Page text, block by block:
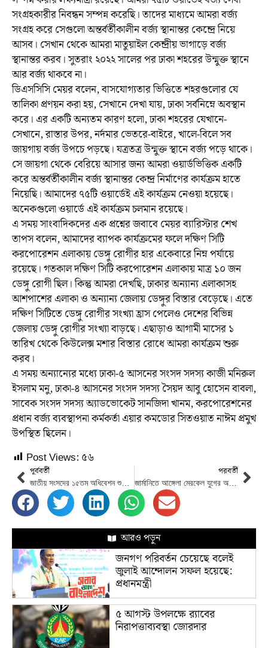
সংগ্রহকারীর নিবন্ধন সম্পন্ন করেছি। তাদের মাধ্যমে আমরা বর্জ্য
সংগ্রহ করে সেগুলো অন্তর্বর্তীকালীন বর্জ্য স্থানান্তর কেন্দ্রে নিয়ে
আসব। সেখান থেকে আমরা মাতুয়াইল কেন্দ্রীয় ভাগাড়ে বর্জ্য
স্থানান্তর করব। সুতরাং ২০২২ সালের পর ঢাকা শহরের উন্মুক্ত স্থানে
আর বর্জ্য থাকবে না।
ডিএসসিসি মেয়র বলেন, বাসযোগ্যতার ভিত্তিতে শহরগুলোর যে
তালিকা প্রণয়ন করা হয়, সেখানে দেখা যায়, ঢাকা সর্বনিম্নে অবস্থান
করে। এর একটি অন্যতম কারণ হলো, ঢাকা শহরের যেখানে-
সেখানে, রাস্তার উপর, নর্দমার ভেতরে-বাইরে, খালে-বিলে সব
জায়গায় বর্জ্য উপচে পড়ছে। যত্রতত্র উন্মুক্ত স্থানে বর্জ্য পড়ে থাকে।
সে জায়গা থেকে বেরিয়ে আসার জন্য আমরা ওয়ার্ডভিত্তিক একটি
করে অন্তর্বর্তীকালীন বর্জ্য স্থানান্তর কেন্দ্র নির্মাণের কার্যক্রম হাতে
নিয়েছি। আমাদের ৭৫টি ওয়ার্ডেই এই কার্যক্রম নেওয়া হয়েছে।
অনেকগুলো ওয়ার্ডে এই কার্যক্রম চলমান রয়েছে।
এ সময় সাংবাদিকদের এক প্রশ্নের জবাবে মেয়র ব্যারিস্টার শেখ
তাপস বলেন, আমাদের ব্যাপক কার্যক্রমের ফলে দক্ষিণ সিটি
করপোরেশন এলাকায় ডেঙ্গু রোগীর হার একেবারে নিম্ন পর্যায়ে
রয়েছে। গতকাল দক্ষিণ সিটি করপোরেশন এলাকায় মাত্র ১০ জন
ডেঙ্গু রোগী ছিল। কিন্তু আমরা দেখছি, ঢাকার অন্যান্য এলাকাসহ
আশপাশের এলাকা ও অন্যান্য জেলায় ডেঙ্গুর বিস্তার বেড়েছে। এতে
দক্ষিণ সিটিতে ডেঙ্গু রোগীর সংখ্যা হ্রাস পেলেও দেশের বিভিন্ন
জেলায় ডেঙ্গু রোগীর সংখ্যা বাড়ছে। এছাড়াও আগামী মাসের ১
তারিখ থেকে কিউলেক্স মশার বিস্তার রোধে আমরা কার্যক্রম শুরু
করব।
এ সময় অন্যান্যের মধ্যে ঢাকা-৫ আসনের সংসদ সদস্য কাজী মনিরুল
ইসলাম মনু, ঢাকা-৪ আসনের সংসদ সদস্য সৈয়দ আবু হোসেন বাবলা,
সাবেক সংসদ সদস্য অ্যাডভোকেট সানজিদা খানম, করপোরেশনের
প্রধান বর্জ্য ব্যবস্থাপনা কর্মকর্তা এয়ার কমডোর সিতওয়াত নাঈম প্রমুখ
উপস্থিত ছিলেন।
Post Views: ৫৬
পূর্ববর্তী পরবর্তী
জার্মানিতে আঙ্গেলা মেরকেল যুগের অবসান
আরও পড়ুন
জনগণ পরিবর্তন চেয়েছে বলেই
জুলাই আন্দোলন সফল হয়েছে:
প্রধানমন্ত্রী
৫ আগস্ট উপলক্ষে র‌্যাবের
নিরাপত্তাব্যবস্থা জোরদার